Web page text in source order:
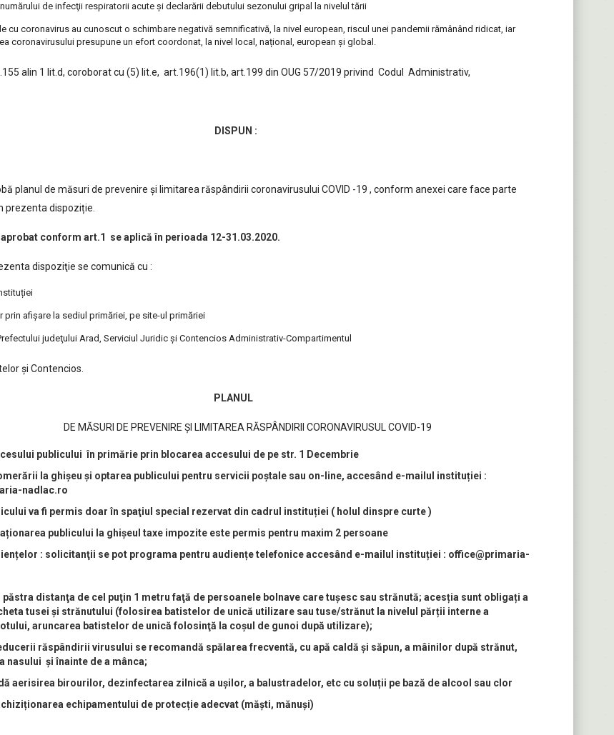
de infecţii respiratorii acute şi declarării debutului sezonului gripal la nivelul tării
cu coronavirus au cunoscut o schimbare negativă semnificativă, la nivel european, riscul unei pandemii rămânând ridicat, iar
coronavirusului presupune un efort coordonat, la nivel local, național, european și global.
alin 1 lit.d, coroborat cu (5) lit.e, art.196(1) lit.b, art.199 din OUG 57/2019 privind Codul Administrativ,
DISPUN :
planul de măsuri de prevenire și limitarea răspândirii coronavirusului COVID -19 , conform anexei care face parte
prezenta dispoziție.
conform art.1 se aplică în perioada 12-31.03.2020.
dispoziţie se comunică cu :
prin afișare la sediul primăriei, pe site-ul primăriei
judeţului Arad, Serviciul Juridic şi Contencios Administrativ-Compartimentul
şi Contencios.
PLANUL
DE MĂSURI DE PREVENIRE ȘI LIMITAREA RĂSPÂNDIRII CORONAVIRUSUL COVID-19
publicului în primărie prin blocarea accesului de pe str. 1 Decembrie
la ghişeu şi optarea publicului pentru servicii poștale sau on-line, accesând e-mailul instituției :
nadlac.ro
va fi permis doar în spaţiul special rezervat din cadrul instituției ( holul dinspre curte )
publicului la ghișeul taxe impozite este permis pentru maxim 2 persoane
: solicitanţii se pot programa pentru audiențe telefonice accesând e-mailul instituției : office@primaria-
distanţa de cel puţin 1 metru faţă de persoanele bolnave care tuşesc sau strănută; acesția sunt obligați a
tusei şi strănutului (folosirea batistelor de unică utilizare sau tuse/strănut la nivelul părții interne a
aruncarea batistelor de unică folosinţă la coşul de gunoi după utilizare);
răspândirii virusului se recomandă spălarea frecventă, cu apă caldă şi săpun, a mâinilor după strănut,
nasului şi înainte de a mânca;
aerisirea birourilor, dezinfectarea zilnică a ușilor, a balustradelor, etc cu soluții pe bază de alcool sau clor
echipamentului de protecție adecvat (măști, mănuși)